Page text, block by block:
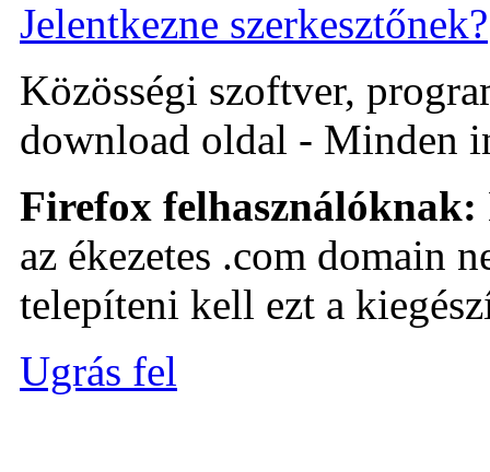
Jelentkezne szerkesztőnek?
Közösségi szoftver,
download oldal - Minden
Firefox felhasználóknak:
az ékezetes .com domain
telepíteni kell ezt a
Ugrás fel